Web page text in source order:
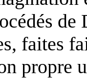
de
faites
propre